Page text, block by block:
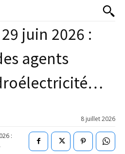
juin 2026 :
agents
8 juillet 2026
: